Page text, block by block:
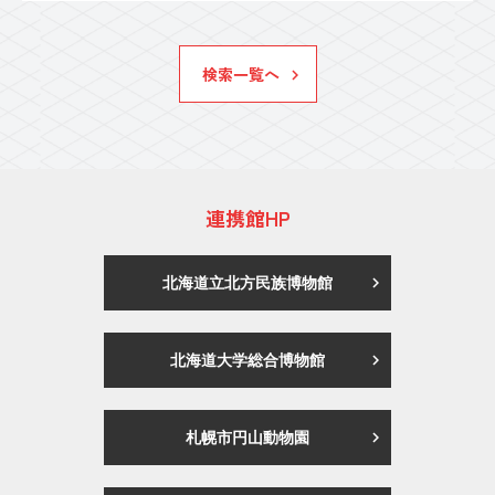
検索一覧へ
連携館HP
北海道立北方民族博物館
北海道大学総合博物館
札幌市円山動物園